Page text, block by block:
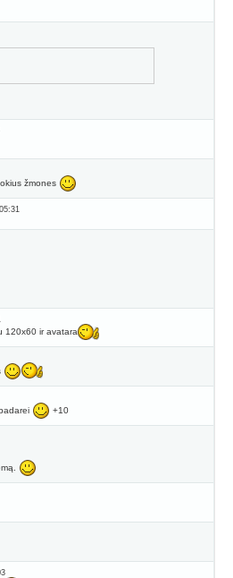
žmones
120x60 ir avatara
+10